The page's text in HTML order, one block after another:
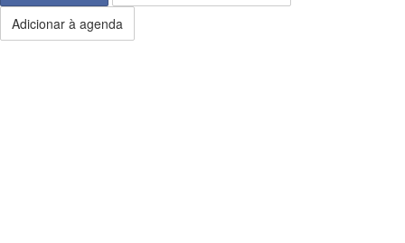
Adicionar à agenda